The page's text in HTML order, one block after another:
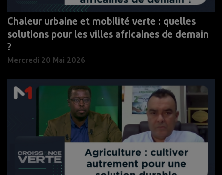
Chaleur urbaine et mobilité verte : quelles
solutions pour les villes africaines de demain
?
Mercredi 20 Mai 2026